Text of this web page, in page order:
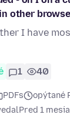
other
I have
1 40
PDFs
opýtané
Pred 1